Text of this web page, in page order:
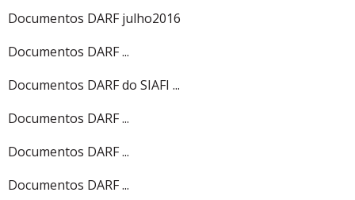
Documentos DARF julho2016
Documentos DARF ...
Documentos DARF do SIAFI ...
Documentos DARF ...
Documentos DARF ...
Documentos DARF ...